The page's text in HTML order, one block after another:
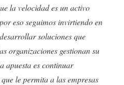
la velocidad es un activo
eso seguimos invirtiendo en
soluciones que
organizaciones gestionan su
apuesta es continuar
le permita a las empresas